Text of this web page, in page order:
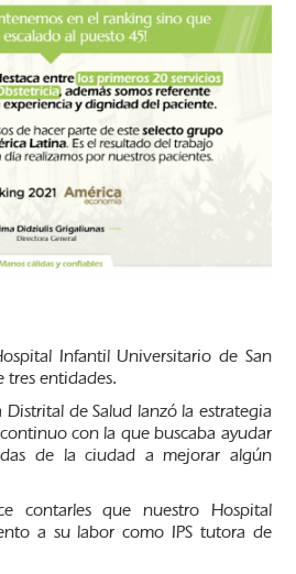
Infantil Universitario de San
tres entidades.
Distrital de Salud lanzó la estrategia
con la que buscaba ayudar
de la ciudad a mejorar algún
contarles que nuestro Hospital
a su labor como IPS tutora de